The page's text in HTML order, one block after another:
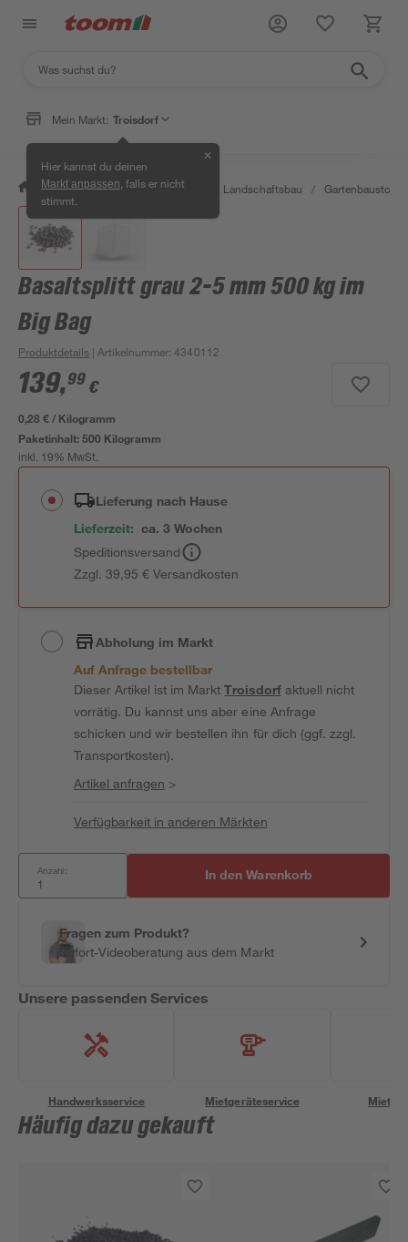
Mein Markt: Troisdorf
Hier kannst du deinen
Markt anpassen , falls er nicht
stimmt.
✕
/ Garten & Freizeit / Gartenbau & Landschaftsbau / Gartenbaustoffe
Basaltsplitt grau 2-5 mm 500 kg im
Big Bag
Produktdetails | Artikelnummer:4340112
139,99 €
0,28 € / Kilogramm
Paketinhalt:500 Kilogramm
inkl. 19% MwSt.
Lieferung nach Hause
Lieferzeit: ca. 3 Wochen
Speditionsversand
Zzgl. 39,95 € Versandkosten
Abholung im Markt
Auf Anfrage bestellbar
Dieser Artikel ist im MarktTroisdorfaktuell nicht
vorrätig. Du kannst uns aber eine Anfrage
schicken und wir bestellen ihn für dich (ggf. zzgl.
Transportkosten).
Artikel anfragen >
Verfügbarkeit in anderen Märkten
Anzahl: In den Warenkorb
Fragen zum Produkt?
Sofort-Videoberatung aus dem Markt
Unsere passenden Services
Handwerksservice Mietgeräteservice
Häufig dazu gekauft